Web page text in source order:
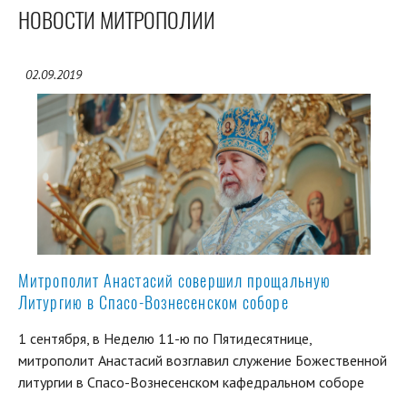
НОВОСТИ МИТРОПОЛИИ
02.09.2019
Митрополит Анастасий совершил прощальную
Литургию в Спасо-Вознесенском соборе
1 сентября, в Неделю 11-ю по Пятидесятнице,
митрополит Анастасий возглавил служение Божественной
литургии в Спасо-Вознесенском кафедральном соборе